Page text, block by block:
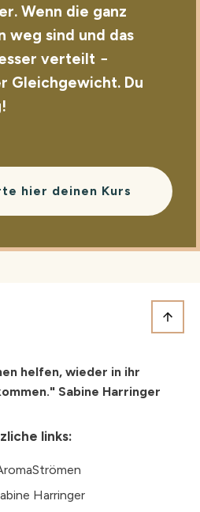
Wenn die ganz
weg sind und das
verteilt −
Gleichgewicht. Du
hier deinen Kurs
helfen, wieder in ihr
Sabine Harringer
links:
Harringer